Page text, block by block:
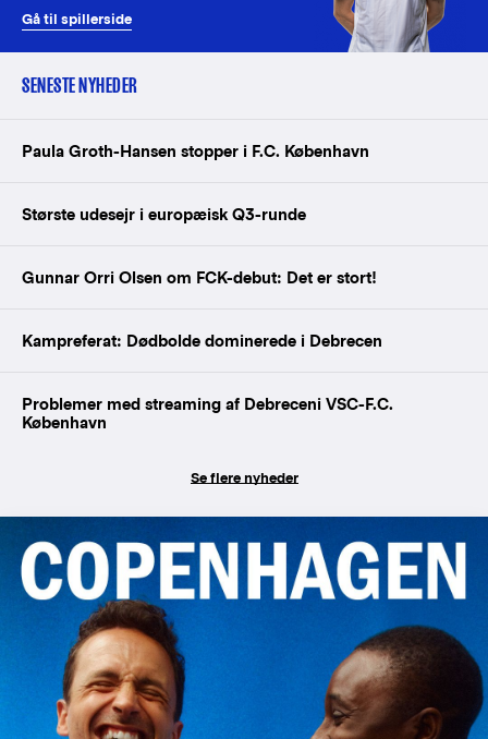
Gå til spillerside
SENESTE NYHEDER
Paula Groth-Hansen stopper i F.C. København
Største udesejr i europæisk Q3-runde
Gunnar Orri Olsen om FCK-debut: Det er stort!
Kampreferat: Dødbolde dominerede i Debrecen
Problemer med streaming af Debreceni VSC-F.C.
København
Se flere nyheder